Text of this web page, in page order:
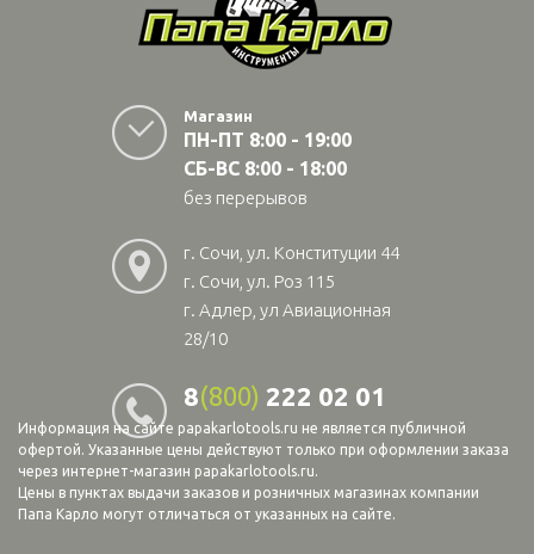
Магазин
ПН-ПТ 8:00 - 19:00
СБ-ВС 8:00 - 18:00
без перерывов
г. Сочи, ул. Конституции 44
г. Сочи, ул. Роз 115
г. Адлер, ул Авиационная
28/10
8(800) 222 02 01
Информация на сайте papakarlotools.ru не является публичной
офертой. Указанные цены действуют только при оформлении заказа
через интернет-магазин papakarlotools.ru.
Цены в пунктах выдачи заказов и розничных магазинах компании
Папа Карло могут отличаться от указанных на сайте.